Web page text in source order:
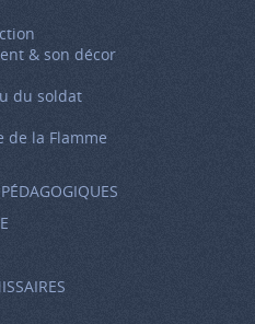
& son décor
du soldat
de la Flamme